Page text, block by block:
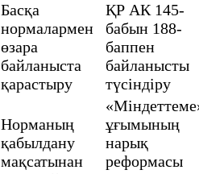
Басқа
нормалармен
өзара
байланыста
қарастыру
ҚР АК 145-
бабын 188-
баппен
байланысты
түсіндіру
Норманың
қабылдану
мақсатынан
ұғымының
нарық
реформасы